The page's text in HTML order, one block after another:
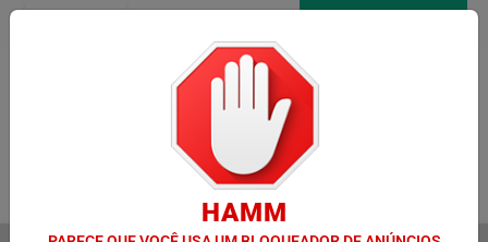
Pesquisar Notícia
HAMM